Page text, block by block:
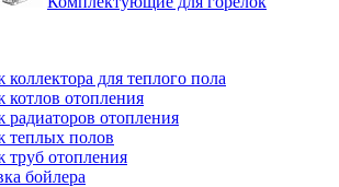
для теплого пола
отопления
отопления
теплых полов
отопления
бойлера